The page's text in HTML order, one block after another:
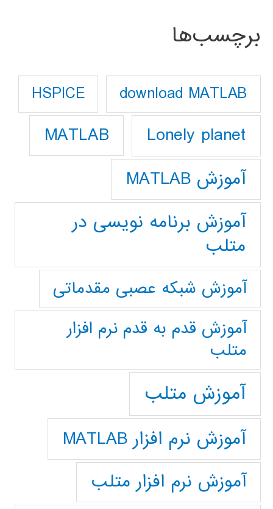
برچسب‌ها
download MATLAB
HSPICE
Lonely planet
MATLAB
آموزش MATLAB
آموزش برنامه نویسی در
متلب
آموزش شبکه عصبی مقدماتی
آموزش قدم به قدم نرم افزار
متلب
آموزش متلب
آموزش نرم افزار MATLAB
آموزش نرم افزار متلب